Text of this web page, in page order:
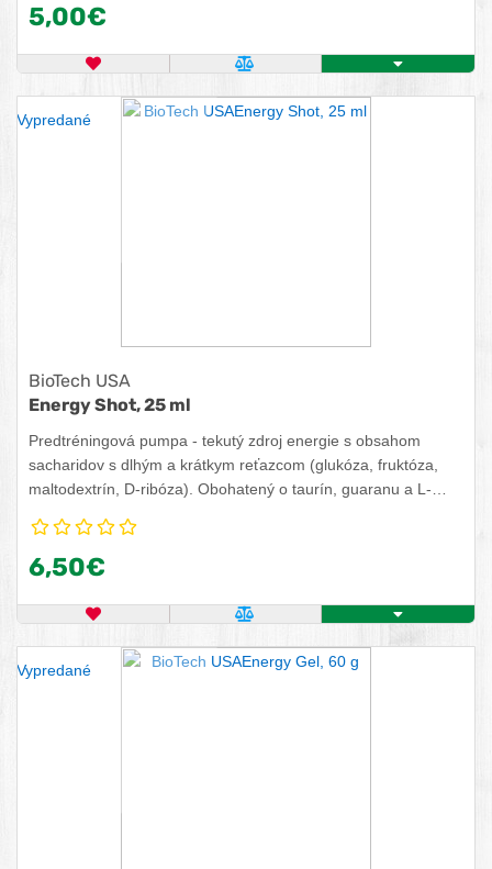
5,00€
OBĽÚBENÝ PRODUKTPOROVNAŤ PRODUKTZISTITE VIAC
Vypredané
BioTech USA
Energy Shot, 25 ml
Predtréningová pumpa - tekutý zdroj energie s obsahom
sacharidov s dlhým a krátkym reťazcom (glukóza, fruktóza,
maltodextrín, D-ribóza). Obohatený o taurín, guaranu a L-
prispieva k rovnováhe elektrolytov a k správnej látkovej
premene dôležitej pre tvorbu energie.
6,50€
OBĽÚBENÝ PRODUKTPOROVNAŤ PRODUKTZISTITE VIAC
Vypredané